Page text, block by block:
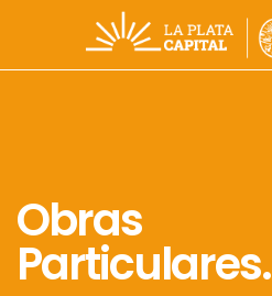
Obras
Particulares.